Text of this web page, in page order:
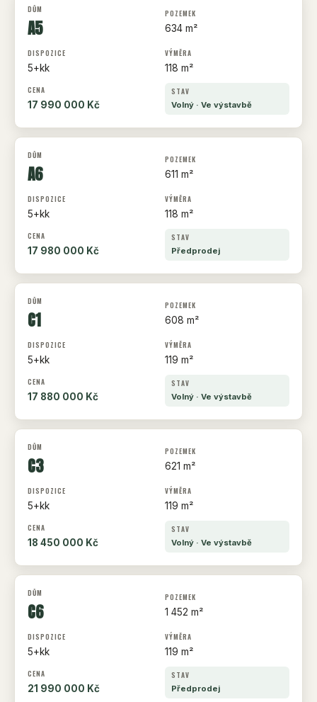
A5 634 m²
5+kk 118 m²
17 990 000 Kč Volný · Ve výstavbě
A6 611 m²
5+kk 118 m²
17 980 000 Kč Předprodej
C1 608 m²
5+kk 119 m²
17 880 000 Kč Volný · Ve výstavbě
C3 621 m²
5+kk 119 m²
18 450 000 Kč Volný · Ve výstavbě
C6 1 452 m²
5+kk 119 m²
21 990 000 Kč Předprodej